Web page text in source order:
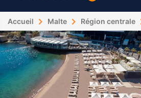
Accueil Malte Région centrale